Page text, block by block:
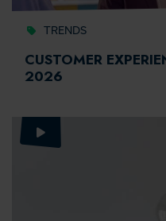
TRENDS
CUSTOMER
2026